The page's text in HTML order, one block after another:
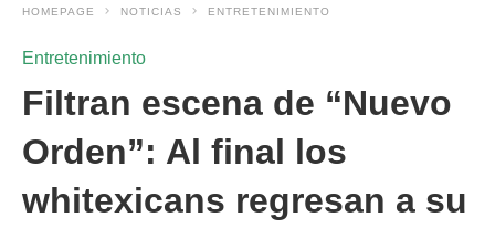
HOMEPAGE NOTICIAS ENTRETENIMIENTO
Entretenimiento
Filtran escena de “Nuevo
Orden”: Al final los
whitexicans regresan a su